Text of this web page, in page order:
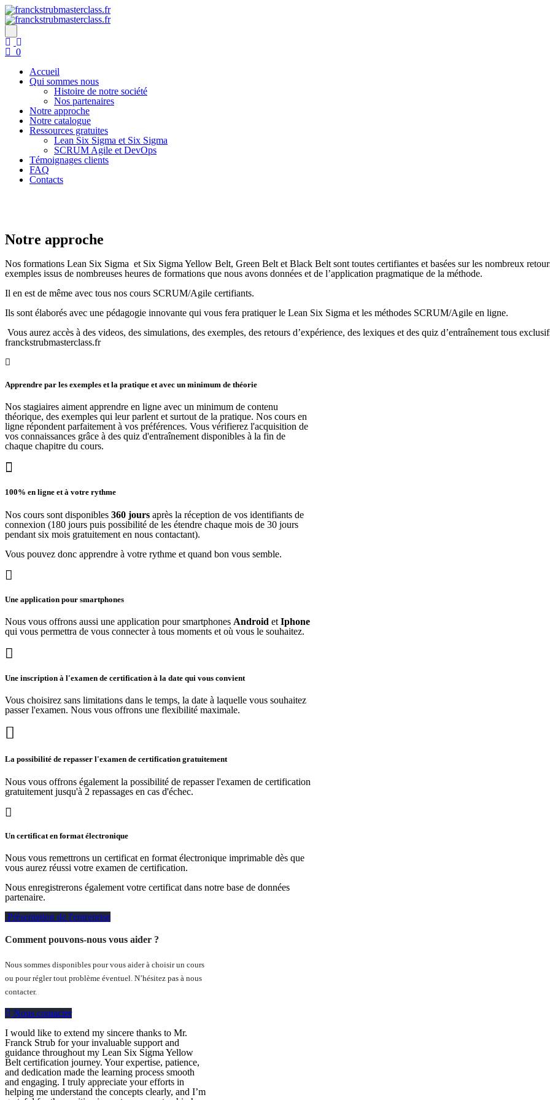
0
Accueil
Qui sommes nous
Histoire de notre société
Nos partenaires
Notre approche
Notre catalogue
Ressources gratuites
Lean Six Sigma et Six Sigma
SCRUM Agile et DevOps
Témoignages clients
FAQ
Contacts
Notre approche
Nos formations Lean Six Sigma et Six Sigma Yellow Belt, Green Belt et Black Belt sont toutes certifiantes et basées sur les nombreux
exemples issus de nombreuses heures de formations que nous avons données et de l’application pragmatique de la méthode.
Il en est de même avec tous nos cours SCRUM/Agile certifiants.
Ils sont élaborés avec une pédagogie innovante qui vous fera pratiquer le Lean Six Sigma et les méthodes SCRUM/Agile en ligne.
Vous aurez accès à des videos, des simulations, des exemples, des retours d’expérience, des lexiques et des quiz d’entraînement tous
franckstrubmasterclass.fr
Apprendre par les exemples et la pratique et avec un minimum de théorie
Nos stagiaires aiment apprendre en ligne avec un minimum de contenu
théorique, des exemples qui leur parlent et surtout de la pratique. Nos cours en
ligne répondent parfaitement à vos préférences. Vous vérifierez l'acquisition de
vos connaissances grâce à des quiz d'entraînement disponibles à la fin de
chaque chapitre du cours.
100% en ligne et à votre rythme
Nos cours sont disponibles 360 jours après la réception de vos identifiants de
connexion (180 jours puis possibilité de les étendre chaque mois de 30 jours
pendant six mois gratuitement en nous contactant).
Vous pouvez donc apprendre à votre rythme et quand bon vous semble.
Une application pour smartphones
Nous vous offrons aussi une application pour smartphones Android et Iphone
qui vous permettra de vous connecter à tous moments et où vous le souhaitez.
Une inscription à l'examen de certification à la date qui vous convient
Vous choisirez sans limitations dans le temps, la date à laquelle vous souhaitez
passer l'examen. Nous vous offrons une flexibilité maximale.
La possibilité de repasser l'examen de certification gratuitement
Nous vous offrons également la possibilité de repasser l'examen de certification
gratuitement jusqu'à 2 repassages en cas d'échec.
Un certificat en format électronique
Nous vous remettrons un certificat en format électronique imprimable dès que
vous aurez réussi votre examen de certification.
Nous enregistrerons également votre certificat dans notre base de données
partenaire.
Présentation de l'entreprise
Comment pouvons-nous vous aider ?
Nous sommes disponibles pour vous aider à choisir un cours
ou pour régler tout problème éventuel. N’hésitez pas à nous
contacter.
Nous contacter
I would like to extend my sincere thanks to Mr.
Franck Strub for your invaluable support and
guidance throughout my Lean Six Sigma Yellow
Belt certification journey. Your expertise, patience,
and dedication made the learning process smooth
and engaging. I truly appreciate your efforts in
helping me understand the concepts clearly, and I’m